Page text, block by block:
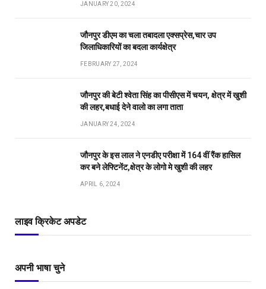
JANUARY 20, 2024
जौनपुर डीएम का चला तबादला एक्सप्रेस,चार उप
जिलाधिकारियों का बदला कार्यक्षेत्र
FEBRUARY 27, 2024
जौनपुर की बेटी श्वेता सिंह का पीसीएस में चयन, क्षेत्र में खुशी
की लहर,बधाई देने वालो का लगा ताता
JANUARY 24, 2024
जौनपुर के इस लाल ने एनडीए परीक्षा में 164 वीं रैंक हासिल
कर बने लेफ्टिनेंट,क्षेत्र के लोगो मे खुशी की लहर
APRIL 6, 2024
लाइव क्रिकेट अपडेट
अपनी भाषा चुने